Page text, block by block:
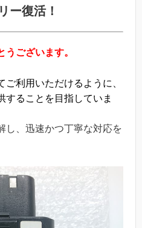
ー復活！
ございます。
利用いただけるように、
することを目指していま
し、迅速かつ丁寧な対応を